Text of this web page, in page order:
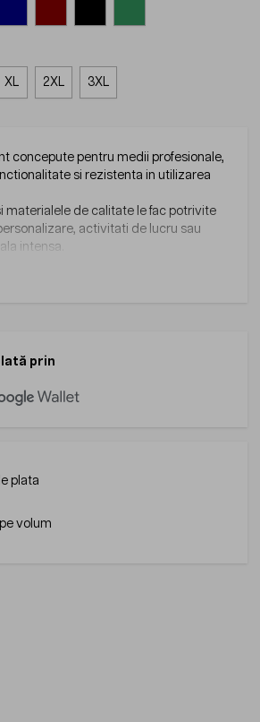
XL 2XL 3XL
concepute pentru medii profesionale,
si rezistenta in utilizarea
materialele de calitate le fac potrivite
activitati de lucru sau
intensa.
prin
plata
volum